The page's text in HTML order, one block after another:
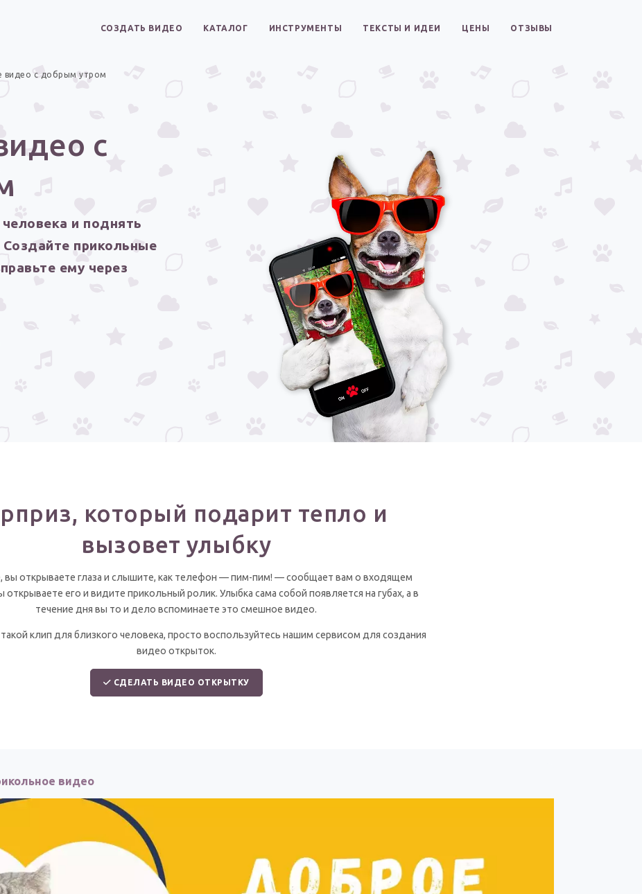
СОЗДАТЬ ВИДЕО КАТАЛОГ ИНСТРУМЕНТЫ ТЕКСТЫ И ИДЕИ ЦЕНЫ ОТЗЫВЫ
с
и поднять
Создайте прикольные
ему через
видео с добрым утром
который подарит тепло и
вызовет улыбку
вы открываете глаза и слышите, как телефон — пим-пим! — сообщает вам о входящем
его и видите прикольный ролик. Улыбка сама собой появляется на губах, а в
течение дня вы то и дело вспоминаете это смешное видео.
клип для близкого человека, просто воспользуйтесь нашим сервисом для создания
видео открыток.
СДЕЛАТЬ ВИДЕО ОТКРЫТКУ
видео